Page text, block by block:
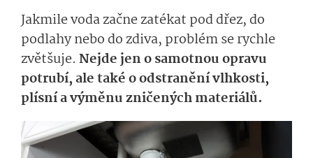
Jakmile voda začne zatékat pod dřez, do
podlahy nebo do zdiva, problém se rychle
zvětšuje. Nejde jen o samotnou opravu
potrubí, ale také o odstranění vlhkosti,
plísní a výměnu zničených materiálů.